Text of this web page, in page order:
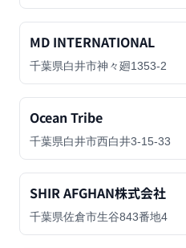
MD INTERNATIONAL
千葉県白井市神々廻1353-2
Ocean Tribe
千葉県白井市西白井3-15-33
SHIR AFGHAN株式会社
千葉県佐倉市生谷843番地4